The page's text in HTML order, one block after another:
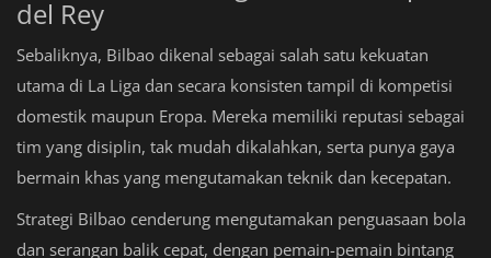
del Rey
Sebaliknya, Bilbao dikenal sebagai salah satu kekuatan
utama di La Liga dan secara konsisten tampil di kompetisi
domestik maupun Eropa. Mereka memiliki reputasi sebagai
tim yang disiplin, tak mudah dikalahkan, serta punya gaya
bermain khas yang mengutamakan teknik dan kecepatan.
Strategi Bilbao cenderung mengutamakan penguasaan bola
dan serangan balik cepat, dengan pemain-pemain bintang